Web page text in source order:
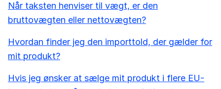
Når taksten henviser til vægt, er den
bruttovægten eller nettovægten?
Hvordan finder jeg den importtold, der gælder for
mit produkt?
Hvis jeg ønsker at sælge mit produkt i flere EU-